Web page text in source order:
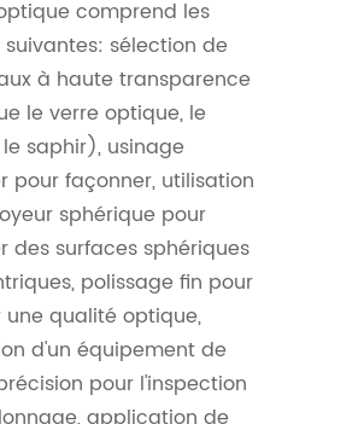
comprend les
sélection de
à haute transparence
le verre optique, le
saphir), usinage
pour façonner, utilisation
sphérique pour
des surfaces sphériques
polissage fin pour
qualité optique,
d'un équipement de
pour l'inspection